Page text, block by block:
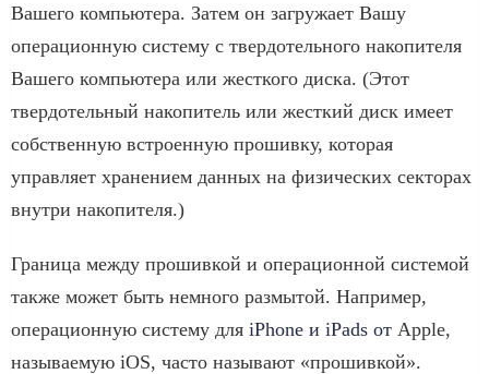
Вашего компьютера. Затем он загружает Вашу
операционную систему с твердотельного накопителя
Вашего компьютера или жесткого диска. (Этот
твердотельный накопитель или жесткий диск имеет
собственную встроенную прошивку, которая
управляет хранением данных на физических секторах
внутри накопителя.)
Граница между прошивкой и операционной системой
также может быть немного размытой. Например,
операционную систему для iPhone и iPads от Apple,
называемую iOS, часто называют «прошивкой».